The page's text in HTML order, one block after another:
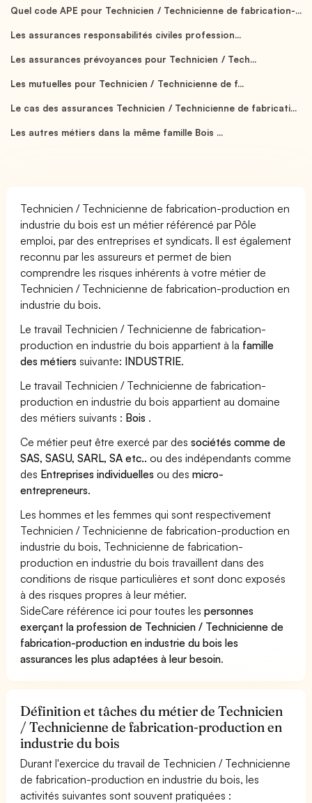
Quel code APE pour Technicien / Technicienne de fabrication-...
Les assurances responsabilités civiles profession...
Les assurances prévoyances pour Technicien / Tech...
Les mutuelles pour Technicien / Technicienne de f...
Le cas des assurances Technicien / Technicienne de fabricati...
Les autres métiers dans la même famille Bois ...
Technicien / Technicienne de fabrication-production en
industrie du bois est un métier référencé par Pôle
emploi, par des entreprises et syndicats. Il est également
reconnu par les assureurs et permet de bien
comprendre les risques inhérents à votre métier de
Technicien / Technicienne de fabrication-production en
industrie du bois.
Le travail Technicien / Technicienne de fabrication-
production en industrie du bois appartient à la famille
des métiers suivante: INDUSTRIE.
Le travail Technicien / Technicienne de fabrication-
production en industrie du bois appartient au domaine
des métiers suivants : Bois .
Ce métier peut être exercé par dessociétés comme de
SAS, SASU, SARL, SA etc.. ou des indépendants comme
des Entreprises individuelles ou desmicro-
entrepreneurs.
Les hommes et les femmes qui sont respectivement
Technicien / Technicienne de fabrication-production en
industrie du bois, Technicienne de fabrication-
production en industrie du bois travaillent dans des
conditions de risque particulières et sont donc exposés
à des risques propres à leur métier.
SideCare référence ici pour toutes lespersonnes
exerçant la profession de Technicien / Technicienne de
fabrication-production en industrie du bois les
assurances les plus adaptées à leur besoin.
Définition et tâches du métier de Technicien
/ Technicienne de fabrication-production en
industrie du bois
Durant l'exercice du travail de Technicien / Technicienne
de fabrication-production en industrie du bois, les
activités suivantes sont souvent pratiquées :